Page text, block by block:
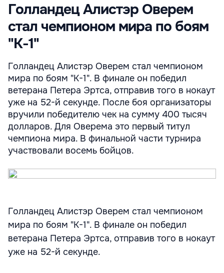
Голландец Алистэр Оверем
стал чемпионом мира по боям
"К-1"
Голландец Алистэр Оверем стал чемпионом
мира по боям "К-1". В финале он победил
ветерана Петера Эртса, отправив того в нокаут
уже на 52-й секунде. После боя организаторы
вручили победителю чек на сумму 400 тысяч
долларов. Для Оверема это первый титул
чемпиона мира. В финальной части турнира
участвовали восемь бойцов.
Голландец Алистэр Оверем стал чемпионом
мира по боям "К-1". В финале он победил
ветерана Петера Эртса, отправив того в нокаут
уже на 52-й секунде.